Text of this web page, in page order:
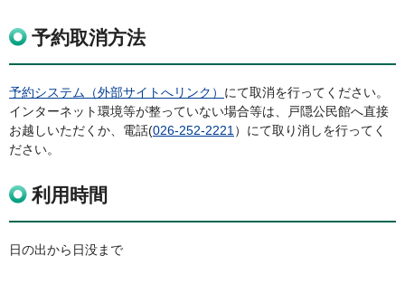
予約取消方法
予約システム（外部サイトへリンク） にて取消を行ってください。
インターネット環境等が整っていない場合等は、戸隠公民館へ直接
お越しいただくか、電話(026-252-2221 ）にて取り消しを行ってく
ださい。
利用時間
日の出から日没まで